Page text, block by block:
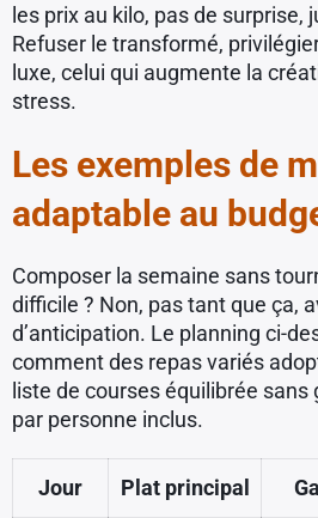
les prix au kilo, pas de surprise,
Refuser le transformé,
luxe, celui qui augmente la
stress.
Les exemples de
adaptable au
Composer la semaine sans
difficile ? Non, pas tant que ça,
d’anticipation. Le planning ci-
comment des repas variés
liste de courses équilibrée
par personne inclus.
Jour Plat principal